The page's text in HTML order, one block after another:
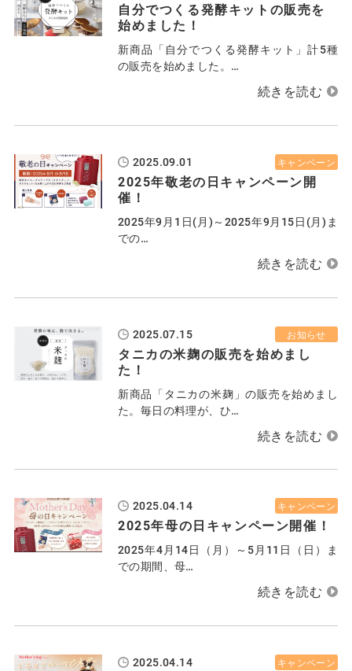
自分でつくる発酵キットの販売を
始めました！
新商品「自分でつくる発酵キット」計5種
の販売を始めました。…
2025.09.01 キャンペーン
2025年敬老の日キャンペーン開
催！
2025年9月1日(月)～2025年9月15日(月)ま
での…
2025.07.15 お知らせ
タニカの米麹の販売を始めまし
た！
新商品「タニカの米麹」の販売を始めまし
た。毎日の料理が、ひ…
2025.04.14 キャンペーン
2025年母の日キャンペーン開催！
2025年4月14日（月）～5月11日（日）ま
での期間、母…
2025.04.14 キャンペーン